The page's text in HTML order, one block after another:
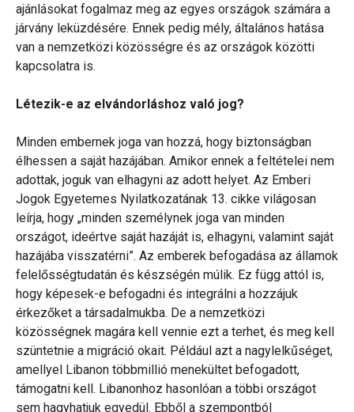
ajánlásokat fogalmaz meg az egyes országok számára a
járvány leküzdésére. Ennek pedig mély, általános hatása
van a nemzetközi közösségre és az országok közötti
kapcsolatra is.
Létezik-e az elvándorláshoz való jog?
Minden embernek joga van hozzá, hogy biztonságban
élhessen a saját hazájában. Amikor ennek a feltételei nem
adottak, joguk van elhagyni az adott helyet. Az Emberi
Jogok Egyetemes Nyilatkozatának 13. cikke világosan
leírja, hogy „minden személynek joga van minden
országot, ideértve saját hazáját is, elhagyni, valamint saját
hazájába visszatérni”. Az emberek befogadása az államok
felelősségtudatán és készségén múlik. Ez függ attól is,
hogy képesek-e befogadni és integrálni a hozzájuk
érkezőket a társadalmukba. De a nemzetközi
közösségnek magára kell vennie ezt a terhet, és meg kell
szüntetnie a migráció okait. Például azt a nagylelkűséget,
amellyel Libanon többmillió menekültet befogadott,
támogatni kell. Libanonhoz hasonlóan a többi országot
sem hagyhatjuk egyedül. Ebből a szempontból